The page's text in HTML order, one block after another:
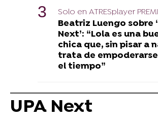
Solo en ATRESplayer
Beatriz Luengo sobre
Next’: “Lola es una
chica que, sin pisar a
trata de
el tiempo”
UPA Next